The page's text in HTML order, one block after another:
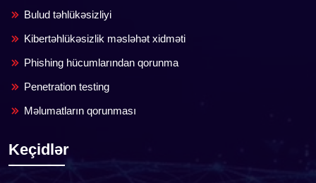
Bulud təhlükəsizliyi
Kibertəhlükəsizlik məsləhət xidməti
Phishing hücumlarından qorunma
Penetration testing
Məlumatların qorunması
Keçidlər